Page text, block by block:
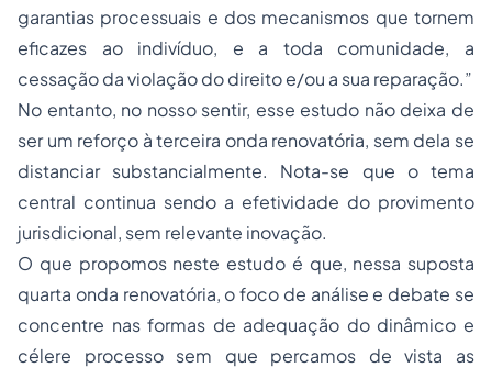
garantias processuais e dos mecanismos que tornem
eficazes ao indivíduo, e a toda comunidade, a
cessação da violação do direito e/ou a sua reparação.”
No entanto, no nosso sentir, esse estudo não deixa de
ser um reforço à terceira onda renovatória, sem dela se
distanciar substancialmente. Nota-se que o tema
central continua sendo a efetividade do provimento
jurisdicional, sem relevante inovação.
O que propomos neste estudo é que, nessa suposta
quarta onda renovatória, o foco de análise e debate se
concentre nas formas de adequação do dinâmico e
célere processo sem que percamos de vista as